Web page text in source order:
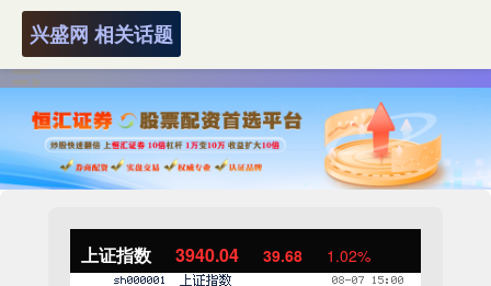
上证指数 3940.04 39.68 1.02%
兴盛网 相关话题